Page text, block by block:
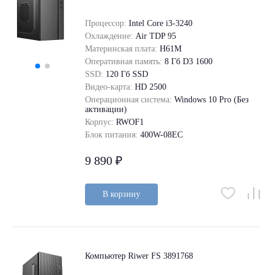
Процессор: Intel Core i3-3240
Охлаждение: Air TDP 95
Материнская плата: H61M
Оперативная память: 8 Гб D3 1600
SSD: 120 Гб SSD
Видео-карта: HD 2500
Операционная система: Windows 10 Pro (Без
активации)
Корпус: RWOF1
Блок питания: 400W-08EC
9 890 ₽
В корзину
Компьютер Riwer FS 3891768